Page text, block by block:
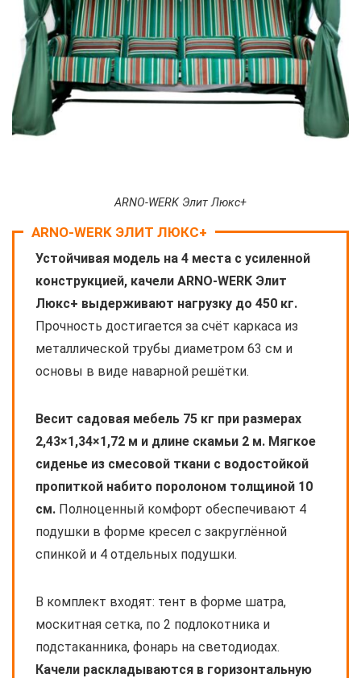
ARNO-WERK Элит Люкс+
ARNO-WERK ЭЛИТ ЛЮКС+
Устойчивая модель на 4 места с усиленной
конструкцией, качели ARNO-WERK Элит
Люкс+ выдерживают нагрузку до 450 кг.
Прочность достигается за счёт каркаса из
металлической трубы диаметром 63 см и
основы в виде наварной решётки.
Весит садовая мебель 75 кг при размерах
2,43×1,34×1,72 м и длине скамьи 2 м. Мягкое
сиденье из смесовой ткани с водостойкой
пропиткой набито поролоном толщиной 10
см. Полноценный комфорт обеспечивают 4
подушки в форме кресел с закруглённой
спинкой и 4 отдельных подушки.
В комплект входят: тент в форме шатра,
москитная сетка, по 2 подлокотника и
подстаканника, фонарь на светодиодах.
Качели раскладываются в горизонтальную